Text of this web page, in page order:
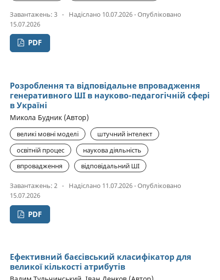
Завантажень: 3 -
Надіслано 10.07.2026 - Опубліковано
15.07.2026
PDF
Розроблення та відповідальне впровадження
генеративного ШІ в науково-педагогічній сфері
в Україні
Микола Будник (Автор)
великі мовні моделі
штучний інтелект
освітній процес
наукова діяльність
впровадження
відповідальний ШІ
Завантажень: 2 -
Надіслано 11.07.2026 - Опубліковано
15.07.2026
PDF
Ефективний баєсівський класифікатор для
великої кількості атрибутів